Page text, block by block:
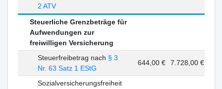
2 ATV
Steuerliche Grenzbeträge für
Aufwendungen zur
freiwilligen Versicherung
Steuerfreibetrag nach § 3
Nr. 63 Satz 1 EStG
644,00 € 7.728,00 €
Sozialversicherungsfreiheit